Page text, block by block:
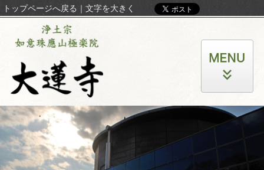
トップページへ戻る ｜ 文字を大きく